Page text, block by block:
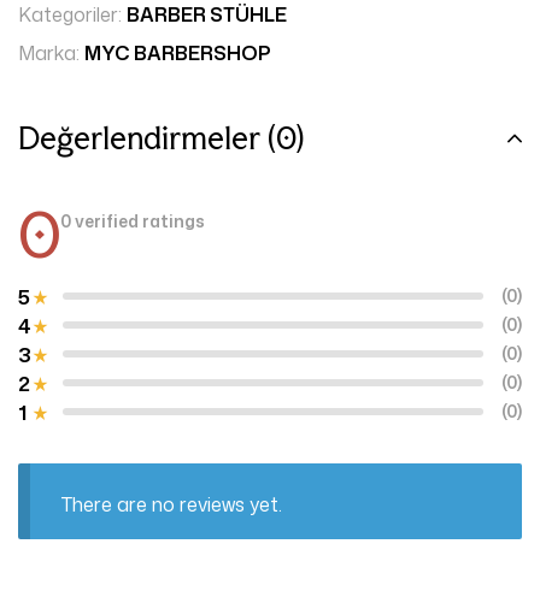
Kategoriler: BARBER STÜHLE
Marka: MYC BARBERSHOP
Değerlendirmeler (0)
00 verified ratings
1 (0)
2 (0)
3 (0)
4 (0)
5 (0)
There are no reviews yet.